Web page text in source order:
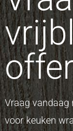
Vraag vandaag
voor keuken